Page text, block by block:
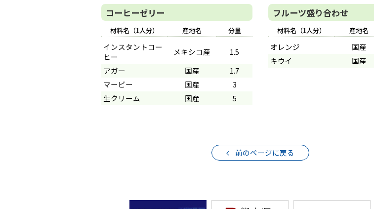
コーヒーゼリー
材料名（1人分） 産地名 分量
インスタントコー
ヒー
メキシコ産
1.5
アガー
国産
1.7
マービー
国産
3
生クリーム
国産 5
フルーツ盛り合わせ
材料名（1人分） 産地名
オレンジ 国産
キウイ
国産
前のページに戻る